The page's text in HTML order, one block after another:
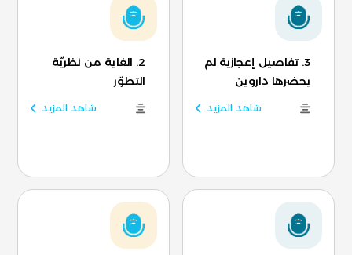
3. تفاصيل إعجازية لم
يحضرها داروين
شاهد المزيد
2. الغاية من نظريّة
التطوّر
شاهد المزيد